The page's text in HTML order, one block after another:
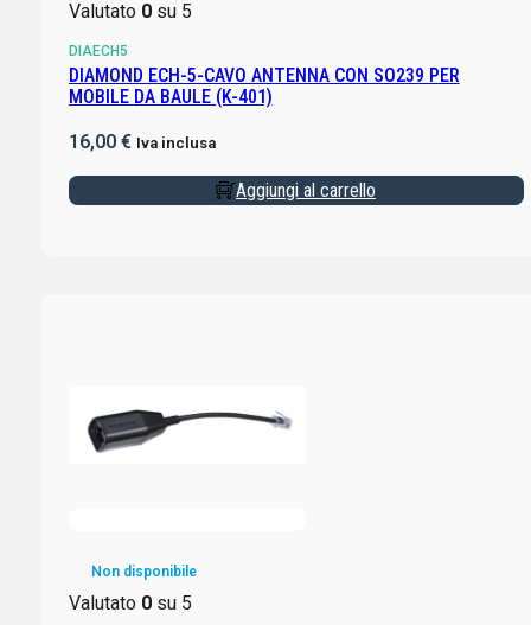
Valutato 0su 5
DIAECH5
DIAMOND ECH-5-CAVO ANTENNA CON SO239 PER
MOBILE DA BAULE (K-401)
16,00 € Iva inclusa
Aggiungi al carrello
Non disponibile
Valutato 0su 5